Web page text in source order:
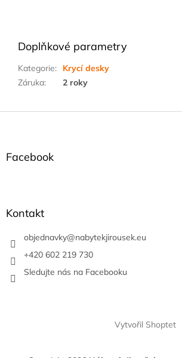
Doplňkové parametry
Kategorie:
Krycí desky
Záruka: 2 roky
Z
Facebook
Kontakt
objednavky@nabytekjirousek.eu
+420 602 219 730
Sledujte nás na Facebooku
Vytvořil Shoptet